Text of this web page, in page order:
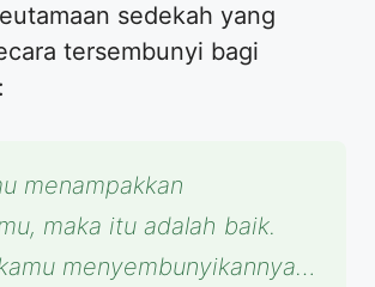
sedekah yang
tersembunyi bagi
menampakkan
maka itu adalah baik.
menyembunyikannya…